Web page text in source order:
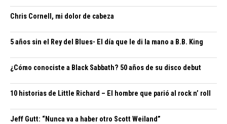
Chris Cornell, mi dolor de cabeza
5 años sin el Rey del Blues- El día que le di la mano a B.B. King
¿Cómo conociste a Black Sabbath? 50 años de su disco debut
10 historias de Little Richard – El hombre que parió al rock n’ roll
Jeff Gutt: “Nunca va a haber otro Scott Weiland”